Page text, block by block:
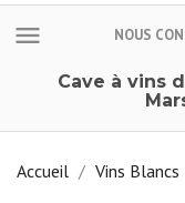
menu NOUS
Cave à vins
Accueil Vins Blancs